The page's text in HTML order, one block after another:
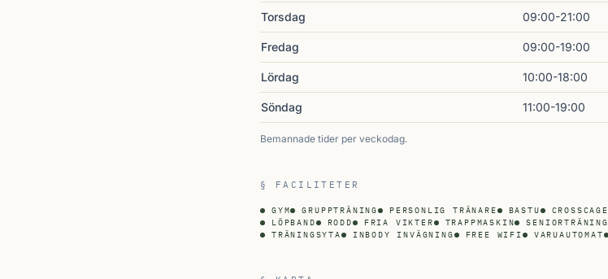
Torsdag 09:00-21:00
Fredag 09:00-19:00
Lördag 10:00-18:00
Söndag 11:00-19:00
Bemannade tider per veckodag.
§ FACILITETER
GYM GRUPPTRÄNING PERSONLIG TRÄNARE BASTU CROSSCAGE
LÖPBAND
RODD FRIA VIKTER TRAPPMASKIN SENIORTRÄNING
TRÄNINGSYTA
INBODY INVÄGNING FREE WIFI VARUAUTOMAT